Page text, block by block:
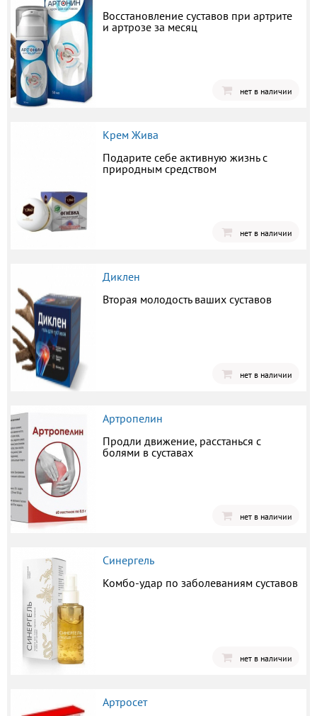
Восстановление суставов при артрите
и артрозе за месяц
нет в наличии
Крем Жива
Подарите себе активную жизнь с
природным средством
нет в наличии
Диклен
Вторая молодость ваших суставов
нет в наличии
Артропелин
Продли движение, расстанься с
болями в суставах
нет в наличии
Синергель
Комбо-удар по заболеваниям суставов
нет в наличии
Артросет